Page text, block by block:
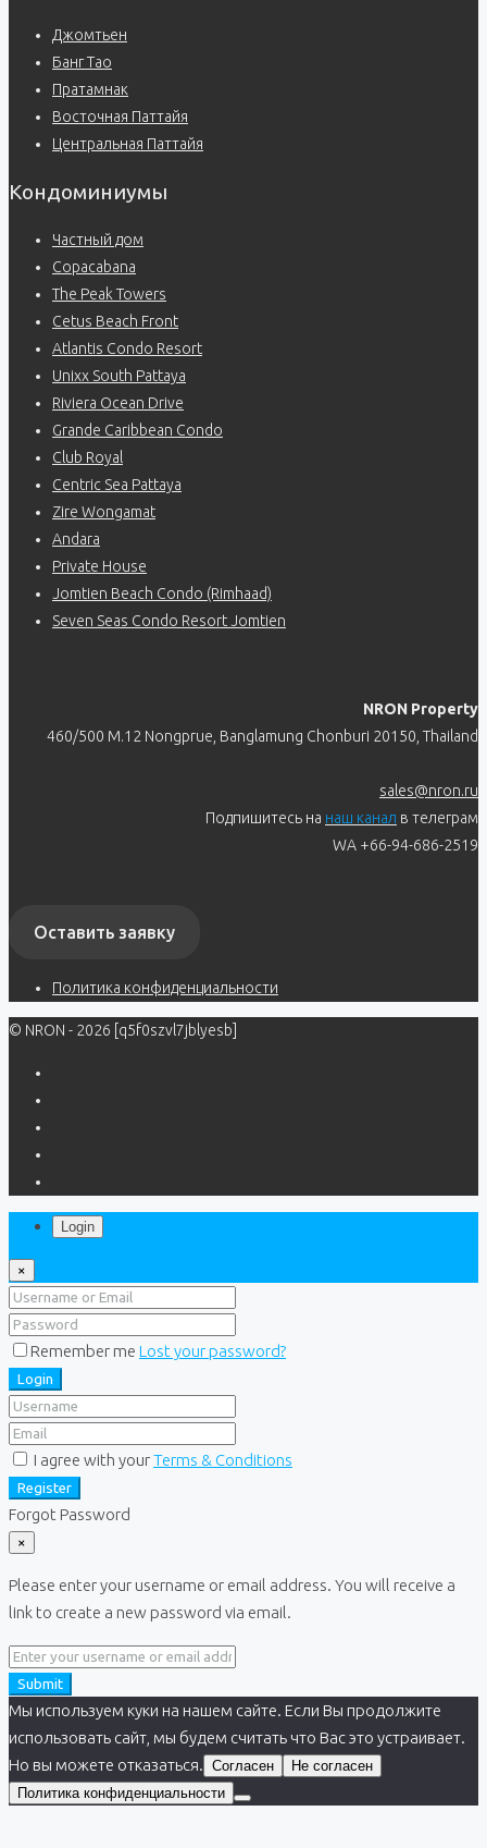
Джомтьен
Банг Тао
Пратамнак
Восточная Паттайя
Центральная Паттайя
Кондоминиумы
Частный дом
Copacabana
The Peak Towers
Cetus Beach Front
Atlantis Condo Resort
Unixx South Pattaya
Riviera Ocean Drive
Grande Caribbean Condo
Club Royal
Centric Sea Pattaya
Zire Wongamat
Andara
Private House
Jomtien Beach Condo (Rimhaad)
Seven Seas Condo Resort Jomtien
NRON Property
460/500 M.12 Nongprue, Banglamung Chonburi 20150, Thailand
sales@nron.ru
Подпишитесь на наш канал в телеграм
WA +66-94-686-2519
Оставить заявку
Политика конфиденциальности
© NRON - 2026 [q5f0szvl7jblyesb]
Login
×
Remember me Lost your password?
Login
I agree with yourTerms & Conditions
Register
Forgot Password
×
Please enter your username or email address. You will receive a
link to create a new password via email.
Submit
Мы используем куки на нашем сайте. Если Вы продолжите
использовать сайт, мы будем считать что Вас это устраивает.
Но вы можете отказаться. Согласен
Не согласен
Политика конфиденциальности